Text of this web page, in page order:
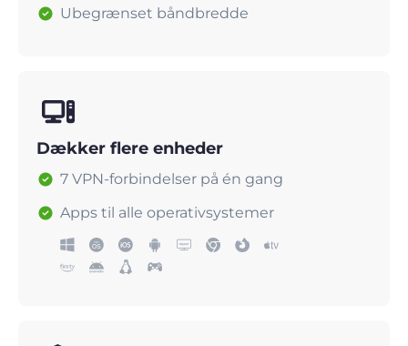
Ubegrænset båndbredde
Dækker flere enheder
7 VPN-forbindelser på én gang
Apps til alle operativsystemer